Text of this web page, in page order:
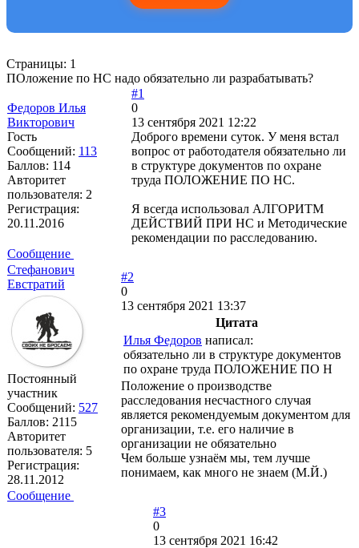
Страницы: 1
ПОложение по НС надо обязательно ли разрабатывать?
Федоров Илья
Викторович
Гость
Сообщений: 113
Баллов: 114
Авторитет
пользователя: 2
Регистрация:
20.11.2016
#1
0
13 сентября 2021 12:22
Доброго времени суток. У меня встал
вопрос от работодателя обязательно ли
в структуре документов по охране
труда ПОЛОЖЕНИЕ ПО НС.
Я всегда использовал АЛГОРИТМ
ДЕЙСТВИЙ ПРИ НС и Методические
рекомендации по расследованию.
Сообщение
Стефанович
Евстратий
Постоянный
участник
Сообщений: 527
Баллов: 2115
Авторитет
пользователя: 5
Регистрация:
28.11.2012
#2
0
13 сентября 2021 13:37
Цитата
Илья Федоров написал:
обязательно ли в структуре документов
по охране труда ПОЛОЖЕНИЕ ПО Н
Положение о производстве
расследования несчастного случая
является рекомендуемым документом для
организации, т.е. его наличие в
организации не обязательно
Чем больше узнаём мы, тем лучше
понимаем, как много не знаем (М.Й.)
Сообщение
#3
0
13 сентября 2021 16:42